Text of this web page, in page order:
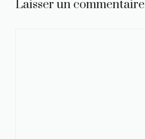
Laisser un commentaire